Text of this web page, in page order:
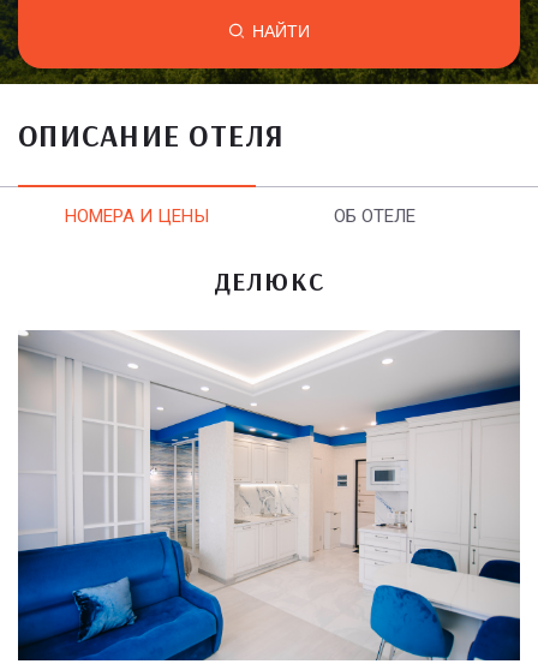
НАЙТИ
ОПИСАНИЕ ОТЕЛЯ
НОМЕРА И ЦЕНЫ ОБ ОТЕЛЕ
ДЕЛЮКС